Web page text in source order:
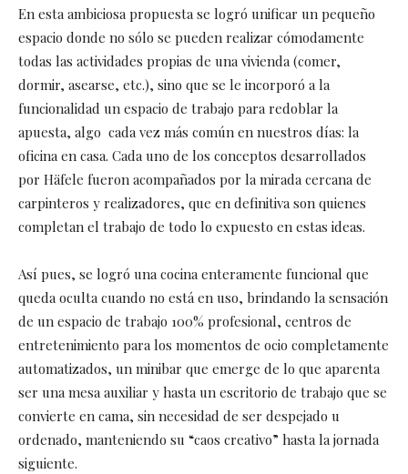
En esta ambiciosa propuesta se logró unificar un pequeño
espacio donde no sólo se pueden realizar cómodamente
todas las actividades propias de una vivienda (comer,
dormir, asearse, etc.), sino que se le incorporó a la
funcionalidad un espacio de trabajo para redoblar la
apuesta, algo cada vez más común en nuestros días: la
oficina en casa. Cada uno de los conceptos desarrollados
por Häfele fueron acompañados por la mirada cercana de
carpinteros y realizadores, que en definitiva son quienes
completan el trabajo de todo lo expuesto en estas ideas.
Así pues, se logró una cocina enteramente funcional que
queda oculta cuando no está en uso, brindando la sensación
de un espacio de trabajo 100% profesional, centros de
entretenimiento para los momentos de ocio completamente
automatizados, un minibar que emerge de lo que aparenta
ser una mesa auxiliar y hasta un escritorio de trabajo que se
convierte en cama, sin necesidad de ser despejado u
ordenado, manteniendo su “caos creativo” hasta la jornada
siguiente.